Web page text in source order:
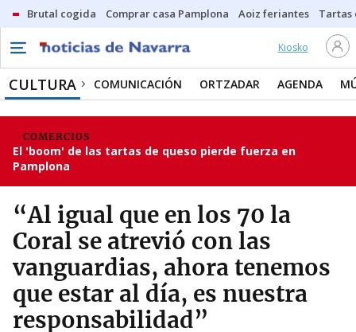
Brutal cogida Comprar casa Pamplona Aoiz feriantes Tartas
Kiosko
CULTURA COMUNICACIÓN ORTZADAR AGENDA
COMERCIOS
El 'boom' de las tartas de queso pierde fuerza en
Pamplona
“Al igual que en los 70 la
Coral se atrevió con las
vanguardias, ahora tenemos
que estar al día, es nuestra
responsabilidad”